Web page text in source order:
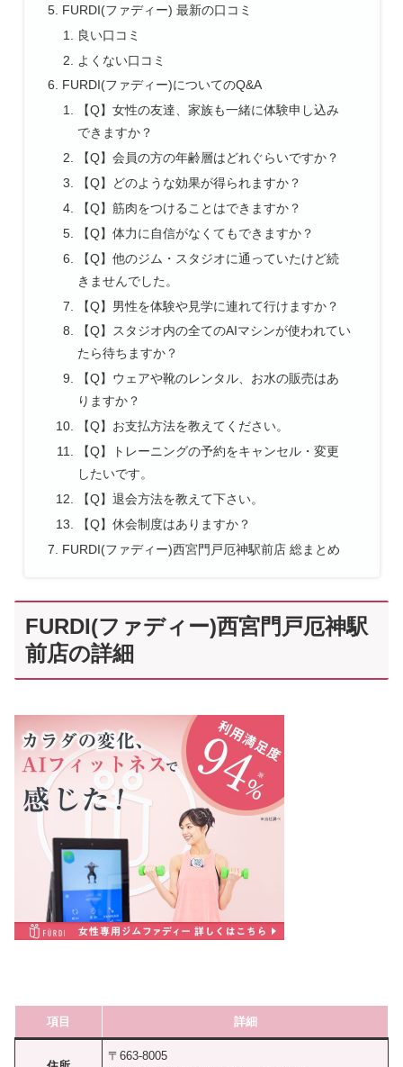
FURDI(ファディー) 最新の口コミ
良い口コミ
よくない口コミ
FURDI(ファディー)についてのQ&A
【Q】女性の友達、家族も一緒に体験申し込み
できますか？
【Q】会員の方の年齢層はどれぐらいですか？
【Q】どのような効果が得られますか？
【Q】筋肉をつけることはできますか？
【Q】体力に自信がなくてもできますか？
【Q】他のジム・スタジオに通っていたけど続
きませんでした。
【Q】男性を体験や見学に連れて行けますか？
【Q】スタジオ内の全てのAIマシンが使われてい
たら待ちますか？
【Q】ウェアや靴のレンタル、お水の販売はあ
りますか？
【Q】お支払方法を教えてください。
【Q】トレーニングの予約をキャンセル・変更
したいです。
【Q】退会方法を教えて下さい。
【Q】休会制度はありますか？
FURDI(ファディー)西宮門戸厄神駅前店 総まとめ
FURDI(ファディー)西宮門戸厄神駅
前店の詳細
項目 詳細
〒663-8005